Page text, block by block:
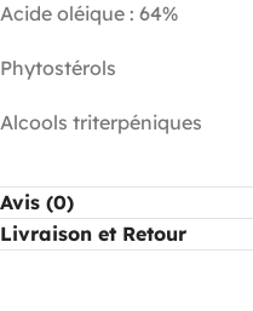
Acide oléique : 64%
Phytostérols
Alcools triterpéniques
Avis (0)
Livraison et Retour